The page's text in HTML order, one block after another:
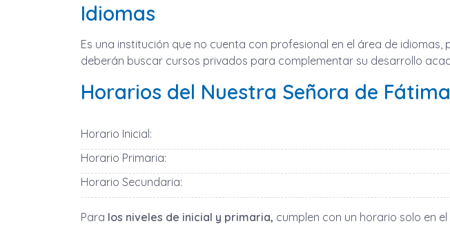
Idiomas
Es una institución que no cuenta con profesional en el área de
deberán buscar cursos privados para complementar su desarrollo
Horarios del Nuestra Señora de Fátima
Horario Inicial:
Horario Primaria:
Horario Secundaria:
Para los niveles de inicial y primaria, cumplen con un horario solo en